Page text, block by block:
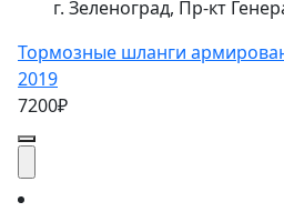
г. Зеленоград, Пр-кт
Тормозные шланги
2019
7200₽